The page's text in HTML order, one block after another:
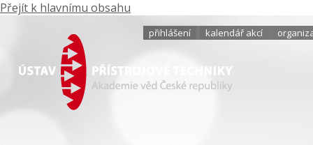
Přejít k hlavnímu obsahu
přihlášení kalendář akcí